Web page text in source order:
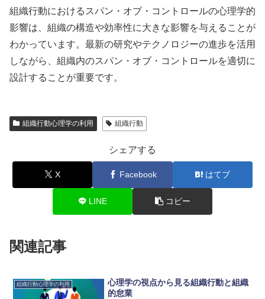
組織行動におけるスパン・オブ・コントロールの心理学的
影響は、組織の構造や効率性に大きな影響を与えることが
わかっています。最新の研究やテクノロジーの進歩を活用
しながら、組織内のスパン・オブ・コントロールを適切に
設計することが重要です。
組織行動心理学の利用 組織行動
シェアする
X Facebook はてブ
LINE コピー
関連記事
組織行動心理学の利用
心理学の視点から見る組織行動と組織
的怠業